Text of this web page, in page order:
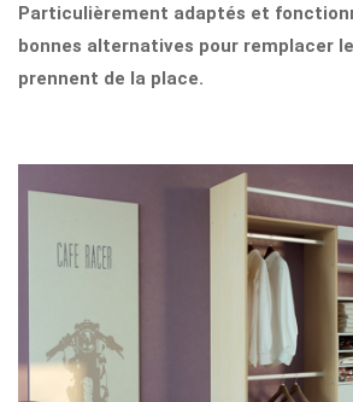
Particulièrement adaptés et
bonnes alternatives pour remplacer
prennent de la place.